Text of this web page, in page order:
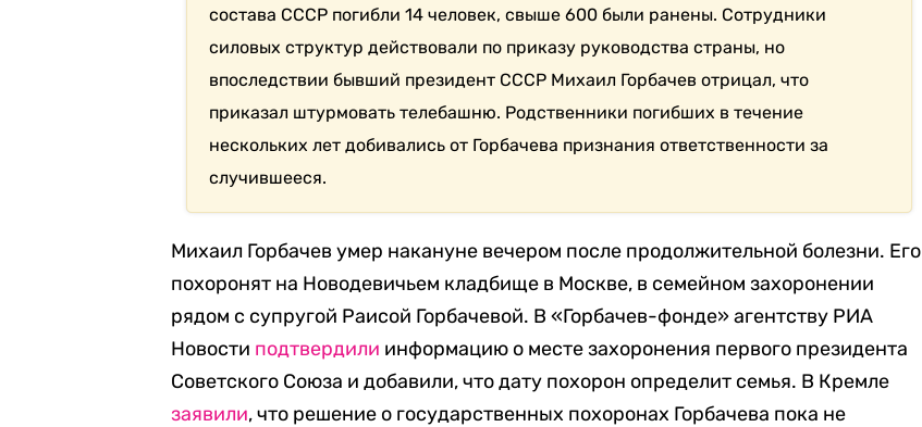
состава СССР погибли 14 человек, свыше 600 были ранены. Сотрудники
силовых структур действовали по приказу руководства страны, но
впоследствии бывший президент СССР Михаил Горбачев отрицал, что
приказал штурмовать телебашню. Родственники погибших в течение
нескольких лет добивались от Горбачева признания ответственности за
случившееся.
Михаил Горбачев умер накануне вечером после продолжительной болезни. Его
похоронят на Новодевичьем кладбище в Москве, в семейном захоронении
рядом с супругой Раисой Горбачевой. В «Горбачев-фонде» агентству РИА
Новости подтвердили информацию о месте захоронения первого президента
Советского Союза и добавили, что дату похорон определит семья. В Кремле
заявили, что решение о государственных похоронах Горбачева пока не